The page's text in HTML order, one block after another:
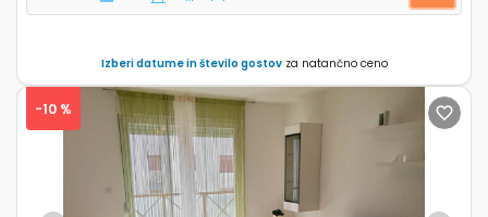
Izberi datume in število gostovza natančno ceno
-10 %